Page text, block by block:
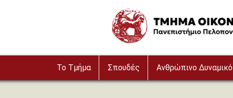
Image
To Τμήμα Σπουδές Ανθρώπινο Δυναμικό